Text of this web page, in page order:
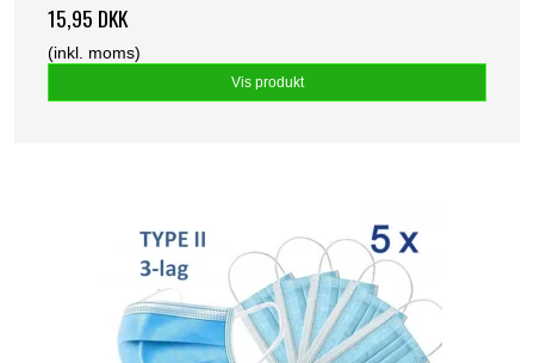
15,95 DKK
(inkl. moms)
Vis produkt